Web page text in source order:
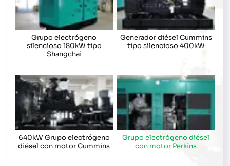
Grupo electrógeno
silencioso 180kW tipo
Shangchai
Generador diésel Cummins
tipo silencioso 400kW
640kW Grupo electrógeno
diésel con motor Cummins
Grupo electrógeno diésel
con motor Perkins